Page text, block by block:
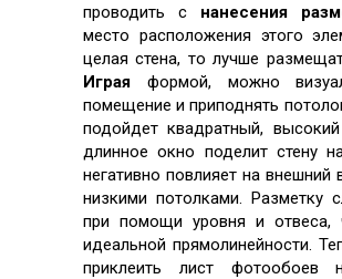
проводить с нанесения
место расположения этого
целая стена, то лучше
Играя формой, можно
помещение и приподнять
подойдет квадратный,
длинное окно поделит стену
негативно повлияет на
низкими потолками. Разметку
при помощи уровня и отвеса,
идеальной прямолинейности.
приклеить лист фотообоев